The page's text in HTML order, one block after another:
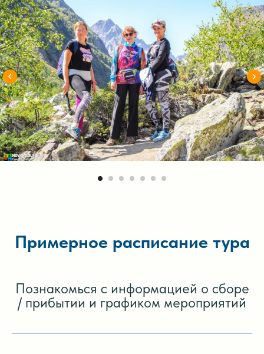
Примерное расписание тура
Познакомься с информацией о сборе
/ прибытии и графиком мероприятий